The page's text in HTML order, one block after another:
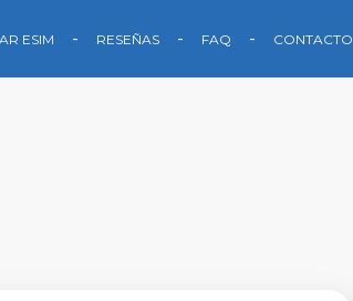
ESIM RESEÑAS FAQ CONTACTO